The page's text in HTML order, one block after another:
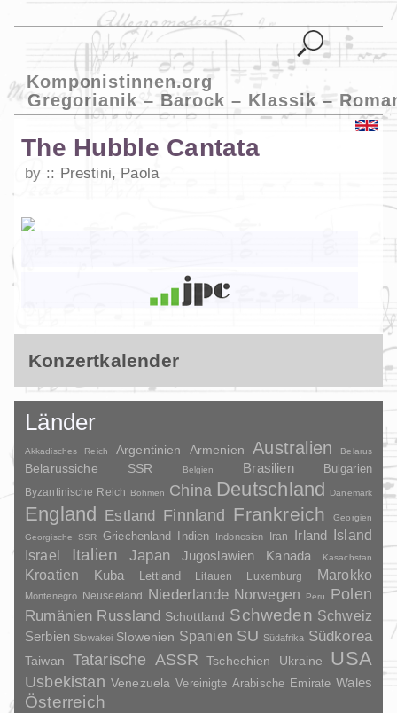
Komponistinnen.org
Gregorianik – Barock – Klassik –
The Hubble Cantata
by Prestini, Paola
Konzertkalender
Länder
Akkadisches Reich Argentinien Armenien Australien Belarus
Belarussiche SSR Belgien Brasilien Bulgarien
Byzantinische Reich Böhmen China Deutschland Dänemark
England Estland Finnland Frankreich
Georgien
Georgische SSR
Griechenland Indien Indonesien Iran Irland
Island
Israel
Italien Japan Jugoslawien Kanada Kasachstan
Kroatien Kuba Lettland Litauen Luxemburg Marokko
Montenegro Neuseeland Niederlande Norwegen Peru
Polen
Rumänien Russland Schottland Schweden Schweiz
Serbien Slowakei Slowenien Spanien SU Südafrika Südkorea
Taiwan Tatarische ASSR Tschechien Ukraine USA
Usbekistan Venezuela Vereinigte Arabische Emirate Wales
Österreich